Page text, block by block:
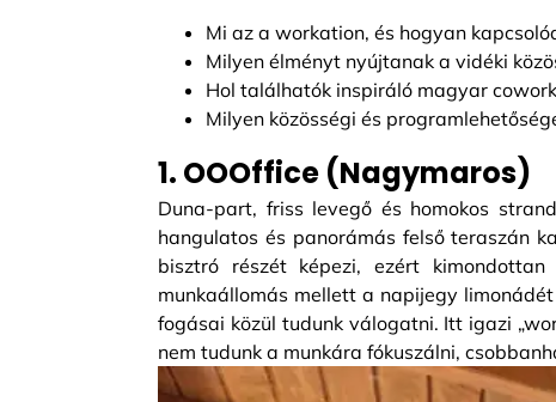
Mi az a workation, és hogyan
Milyen élményt nyújtanak a vidéki
Hol találhatók inspiráló magyar
Milyen közösségi és
1. OOOffice (Nagymaros)
Duna-part, friss levegő és homokos
hangulatos és panorámás felső teraszán
bisztró részét képezi, ezért
munkaállomás mellett a napijegy
fogásai közül tudunk válogatni. Itt igazi
nem tudunk a munkára fókuszálni,